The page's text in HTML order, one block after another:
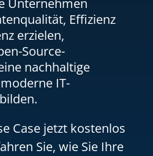
Unternehmen
Effizienz
erzielen,
Source-
nachhaltige
IT-
Case jetzt kostenlos
Sie, wie Sie Ihre